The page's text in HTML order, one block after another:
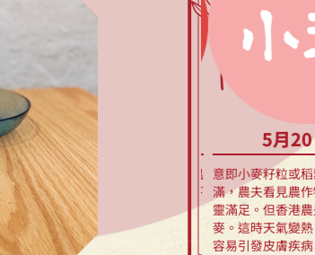
5月5 – 7
夏天開始，農作物迅速生長，氣溫
上升，但日夜溫差仍大，這天若下
雨，往後雨水會多。
5月20
意即小麥籽粒或稻
滿，農夫看見農作
靈滿足。但香港農
麥。這時天氣變熱
容易引發皮膚疾病